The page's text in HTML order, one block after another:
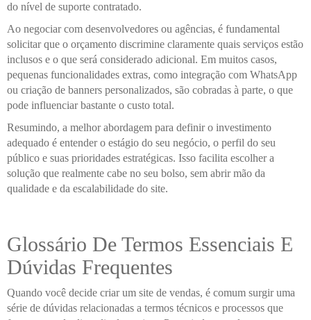
do nível de suporte contratado.
Ao negociar com desenvolvedores ou agências, é fundamental
solicitar que o orçamento discrimine claramente quais serviços estão
inclusos e o que será considerado adicional. Em muitos casos,
pequenas funcionalidades extras, como integração com WhatsApp
ou criação de banners personalizados, são cobradas à parte, o que
pode influenciar bastante o custo total.
Resumindo, a melhor abordagem para definir o investimento
adequado é entender o estágio do seu negócio, o perfil do seu
público e suas prioridades estratégicas. Isso facilita escolher a
solução que realmente cabe no seu bolso, sem abrir mão da
qualidade e da escalabilidade do site.
Glossário De Termos Essenciais E
Dúvidas Frequentes
Quando você decide criar um site de vendas, é comum surgir uma
série de dúvidas relacionadas a termos técnicos e processos que